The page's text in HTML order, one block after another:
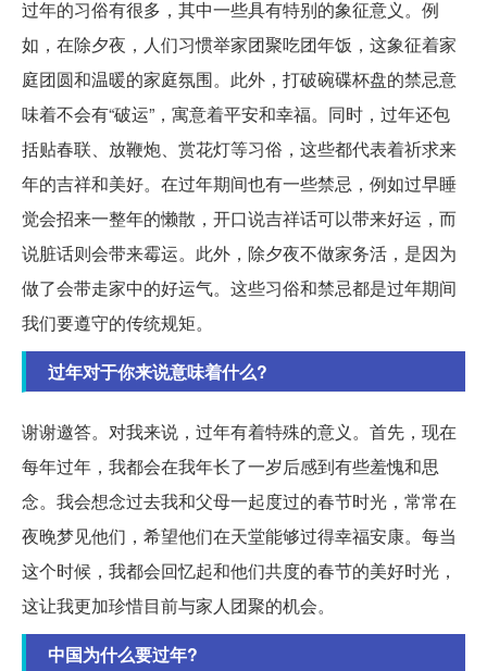
过年的习俗有很多，其中一些具有特别的象征意义。例
如，在除夕夜，人们习惯举家团聚吃团年饭，这象征着家
庭团圆和温暖的家庭氛围。此外，打破碗碟杯盘的禁忌意
味着不会有“破运”，寓意着平安和幸福。同时，过年还包
括贴春联、放鞭炮、赏花灯等习俗，这些都代表着祈求来
年的吉祥和美好。在过年期间也有一些禁忌，例如过早睡
觉会招来一整年的懒散，开口说吉祥话可以带来好运，而
说脏话则会带来霉运。此外，除夕夜不做家务活，是因为
做了会带走家中的好运气。这些习俗和禁忌都是过年期间
我们要遵守的传统规矩。
过年对于你来说意味着什么?
谢谢邀答。对我来说，过年有着特殊的意义。首先，现在
每年过年，我都会在我年长了一岁后感到有些羞愧和思
念。我会想念过去我和父母一起度过的春节时光，常常在
夜晚梦见他们，希望他们在天堂能够过得幸福安康。每当
这个时候，我都会回忆起和他们共度的春节的美好时光，
这让我更加珍惜目前与家人团聚的机会。
中国为什么要过年?